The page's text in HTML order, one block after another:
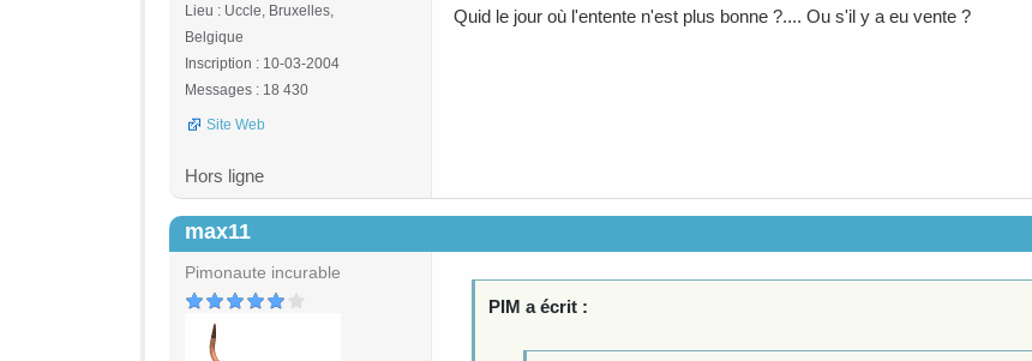
Lieu : Uccle, Bruxelles,
Belgique
Inscription : 10-03-2004
Messages : 18 430
Site Web
Quid le jour où l'entente n'est plus bonne ?.... Ou s'il y a eu vente ?
Hors ligne
max11
Pimonaute incurable
PIM a écrit :